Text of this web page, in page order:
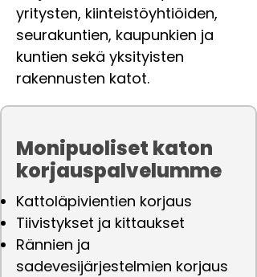
yritysten, kiinteistöyhtiöiden,
seurakuntien, kaupunkien ja
kuntien sekä yksityisten
rakennusten katot.
Monipuoliset katon
korjauspalvelumme
Kattoläpivientien korjaus
Tiivistykset ja kittaukset
Rännien ja
sadevesijärjestelmien korjaus